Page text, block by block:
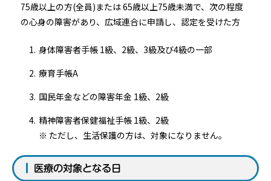
75歳以上の方(全員)または 65歳以上75歳未満で、次の程度
の心身の障害があり、広域連合に申請し、認定を受けた方
身体障害者手帳 1級、2級、3級及び4級の一部
療育手帳A
国民年金などの障害年金 1級、2級
精神障害者保健福祉手帳 1級、2級
※ ただし、生活保護の方は、対象になりません。
医療の対象となる日